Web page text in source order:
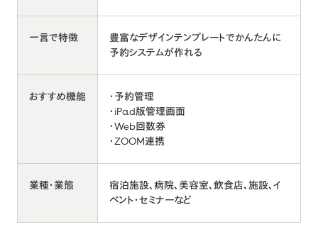
一言で特徴
豊富なデザインテンプレートでかんたんに
予約システムが作れる
おすすめ機能
・予約管理
・iPad版管理画面
・Web回数券
・ZOOM連携
業種・業態
宿泊施設、病院、美容室、飲食店、施設、イ
ベント・セミナーなど